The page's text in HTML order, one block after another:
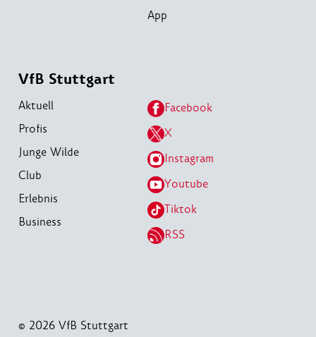
App
VfB Stuttgart
Aktuell
Profis
Junge Wilde
Club
Erlebnis
Business
Facebook
X
Instagram
Youtube
Tiktok
RSS
© 2026 VfB Stuttgart